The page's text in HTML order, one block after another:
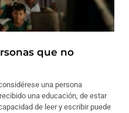
que no
una persona
una educación, de estar
de leer y escribir puede